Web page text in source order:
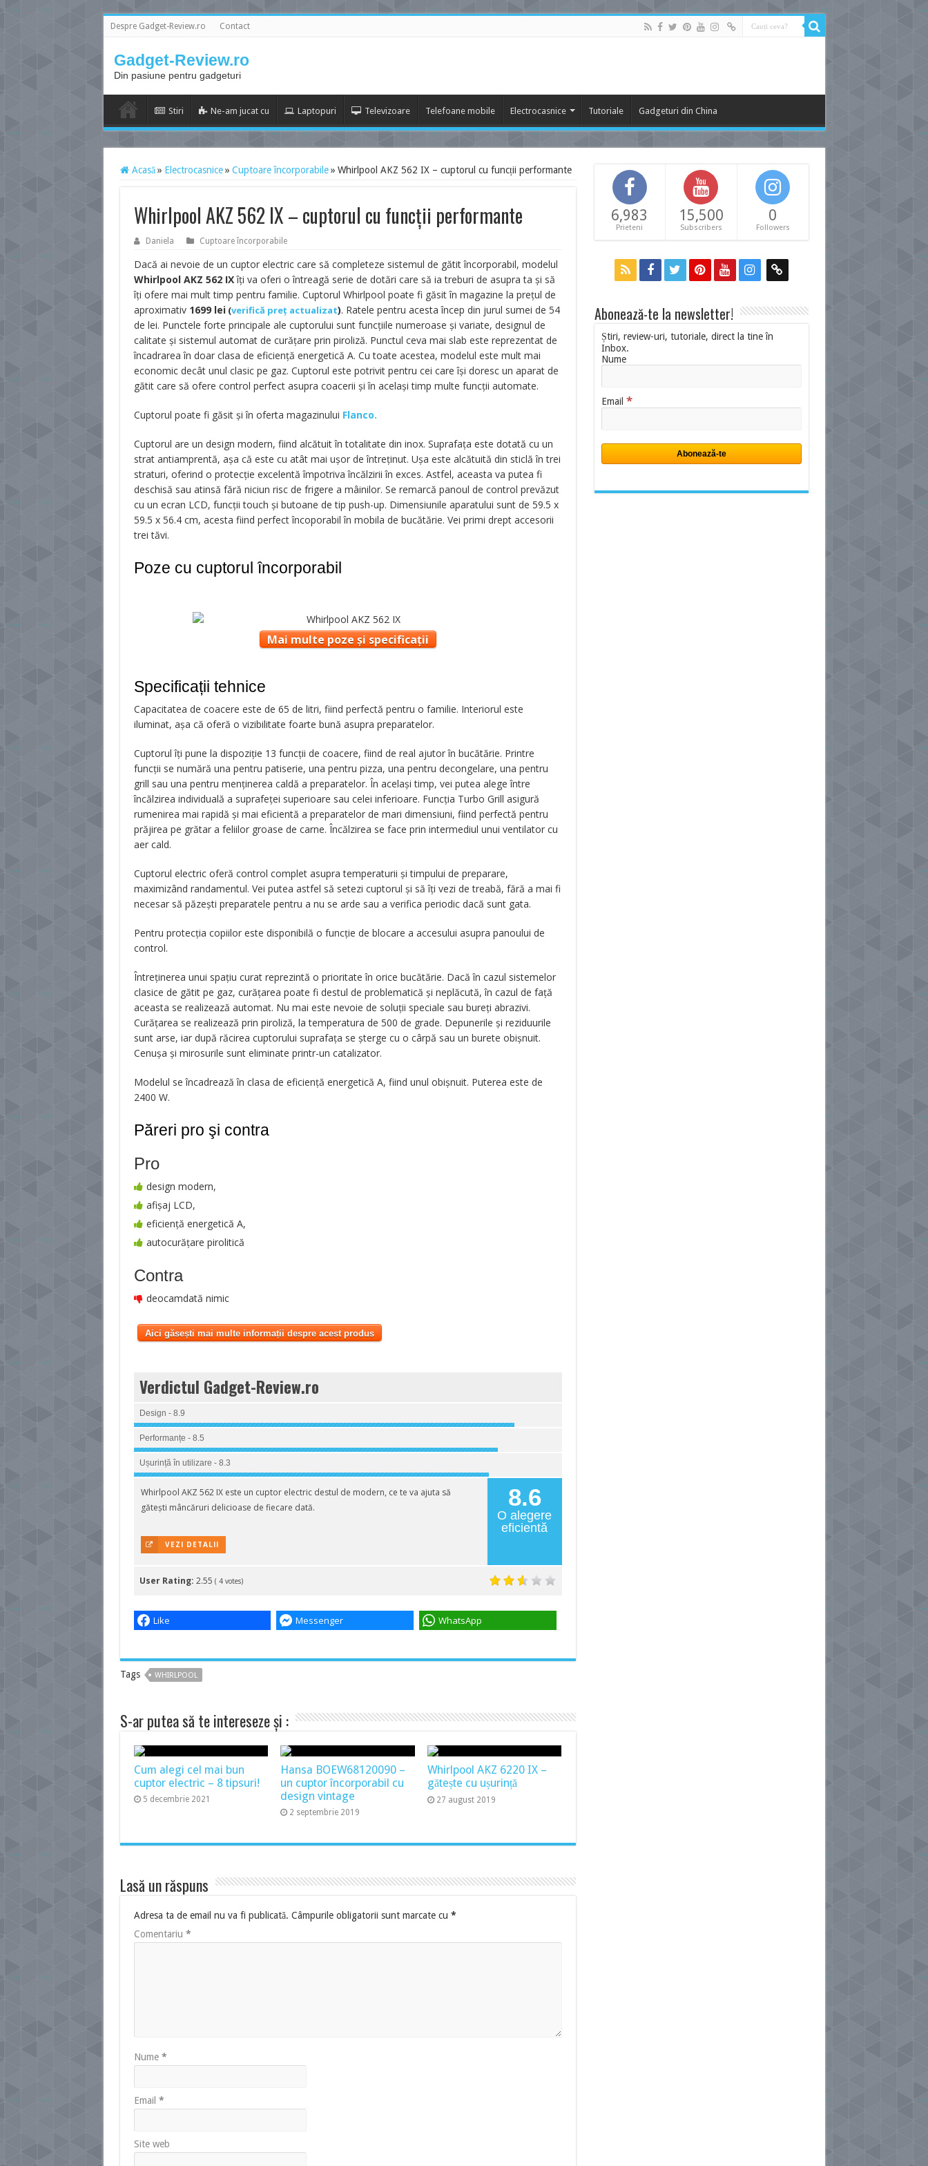
Despre Gadget-Review.ro Contact
Gadget-Review.ro
Din pasiune pentru gadgeturi
Stiri Ne-am jucat cu Laptopuri Televizoare Telefoane mobile Electrocasnice Tutoriale Gadgeturi din China
Acasă » Electrocasnice » Cuptoare încorporabile » Whirlpool AKZ 562 IX – cuptorul cu funcții performante
Whirlpool AKZ 562 IX – cuptorul cu funcții performante
Daniela Cuptoare încorporabile
Dacă ai nevoie de un cuptor electric care să completeze sistemul de gătit încorporabil, modelul
Whirlpool AKZ 562 IXîți va oferi o întreagă serie de dotări care să ia treburi de asupra ta și să
îți ofere mai mult timp pentru familie. Cuptorul Whirlpool poate fi găsit în magazine la prețul de
aproximativ 1699 lei(verifică preț actualizat). Ratele pentru acesta încep din jurul sumei de 54
de lei. Punctele forte principale ale cuptorului sunt funcțiile numeroase și variate, designul de
calitate și sistemul automat de curățare prin piroliză. Punctul ceva mai slab este reprezentat de
încadrarea în doar clasa de eficiență energetică A. Cu toate acestea, modelul este mult mai
economic decât unul clasic pe gaz. Cuptorul este potrivit pentru cei care își doresc un aparat de
gătit care să ofere control perfect asupra coacerii și în același timp multe funcții automate.
Cuptorul poate fi găsit și în oferta magazinului Flanco.
Cuptorul are un design modern, fiind alcătuit în totalitate din inox. Suprafața este dotată cu un
strat antiamprentă, așa că este cu atât mai ușor de întreținut. Ușa este alcătuită din sticlă în trei
straturi, oferind o protecție excelentă împotriva încălzirii în exces. Astfel, aceasta va putea fi
deschisă sau atinsă fără niciun risc de frigere a mâinilor. Se remarcă panoul de control prevăzut
cu un ecran LCD, funcții touch și butoane de tip push-up. Dimensiunile aparatului sunt de 59.5 x
59.5 x 56.4 cm, acesta fiind perfect încoporabil în mobila de bucătărie. Vei primi drept accesorii
trei tăvi.
Poze cu cuptorul încorporabil
Mai multe poze și specificații
Specificații tehnice
Capacitatea de coacere este de 65 de litri, fiind perfectă pentru o familie. Interiorul este
iluminat, așa că oferă o vizibilitate foarte bună asupra preparatelor.
Cuptorul îți pune la dispoziție 13 funcții de coacere, fiind de real ajutor în bucătărie. Printre
funcții se numără una pentru patiserie, una pentru pizza, una pentru decongelare, una pentru
grill sau una pentru menținerea caldă a preparatelor. În același timp, vei putea alege între
încălzirea individuală a suprafeței superioare sau celei inferioare. Funcția Turbo Grill asigură
rumenirea mai rapidă și mai eficientă a preparatelor de mari dimensiuni, fiind perfectă pentru
prăjirea pe grătar a feliilor groase de carne. Încălzirea se face prin intermediul unui ventilator cu
aer cald.
Cuptorul electric oferă control complet asupra temperaturii și timpului de preparare,
maximizând randamentul. Vei putea astfel să setezi cuptorul și să îți vezi de treabă, fără a mai fi
necesar să păzești preparatele pentru a nu se arde sau a verifica periodic dacă sunt gata.
Pentru protecția copiilor este disponibilă o funcție de blocare a accesului asupra panoului de
control.
Întreținerea unui spațiu curat reprezintă o prioritate în orice bucătărie. Dacă în cazul sistemelor
clasice de gătit pe gaz, curățarea poate fi destul de problematică și neplăcută, în cazul de față
aceasta se realizează automat. Nu mai este nevoie de soluții speciale sau bureți abrazivi.
Curățarea se realizează prin piroliză, la temperatura de 500 de grade. Depunerile și reziduurile
sunt arse, iar după răcirea cuptorului suprafața se șterge cu o cârpă sau un burete obișnuit.
Cenușa și mirosurile sunt eliminate printr-un catalizator.
Modelul se încadrează în clasa de eficiență energetică A, fiind unul obișnuit. Puterea este de
2400 W.
Păreri pro şi contra
Pro
design modern,
afișaj LCD,
eficiență energetică A,
autocurățare pirolitică
Contra
deocamdată nimic
Aici găsești mai multe informații despre acest produs
Verdictul Gadget-Review.ro
Design - 8.9
Performanțe - 8.5
Ușurință în utilizare - 8.3
8.6
O alegere
eficientă
Whirlpool AKZ 562 IX este un cuptor electric destul de modern, ce te va ajuta să
gătești mâncăruri delicioase de fiecare dată.
VEZI DETALII
User Rating: 2.55 ( 4votes)
Like Messenger WhatsApp
Tags WHIRLPOOL
S-ar putea să te intereseze și :
Cum alegi cel mai bun
cuptor electric – 8 tipsuri!
5 decembrie 2021
Hansa BOEW68120090 –
un cuptor încorporabil cu
design vintage
2 septembrie 2019
Whirlpool AKZ 6220 IX –
gătește cu ușurință
27 august 2019
Lasă un răspuns
Adresa ta de email nu va fi publicată. Câmpurile obligatorii sunt marcate cu *
Comentariu *
Nume *
Email *
Site web
6,983
Prieteni
15,500
Subscribers
0
Followers
Abonează-te la newsletter!
Știri, review-uri, tutoriale, direct la tine în
Inbox.
Nume
Email *